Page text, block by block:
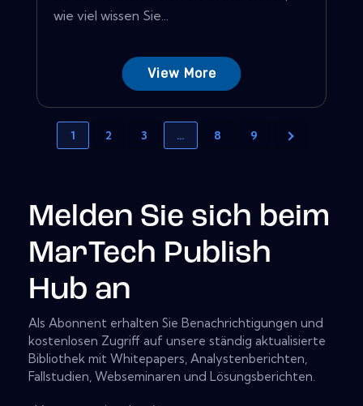
wie viel wissen Sie...
View More
1 2 3 … 8 9
Melden Sie sich beim
MarTech Publish
Hub an
Als Abonnent erhalten Sie Benachrichtigungen und
kostenlosen Zugriff auf unsere ständig aktualisierte
Bibliothek mit Whitepapers, Analystenberichten,
Fallstudien, Webseminaren und Lösungsberichten.